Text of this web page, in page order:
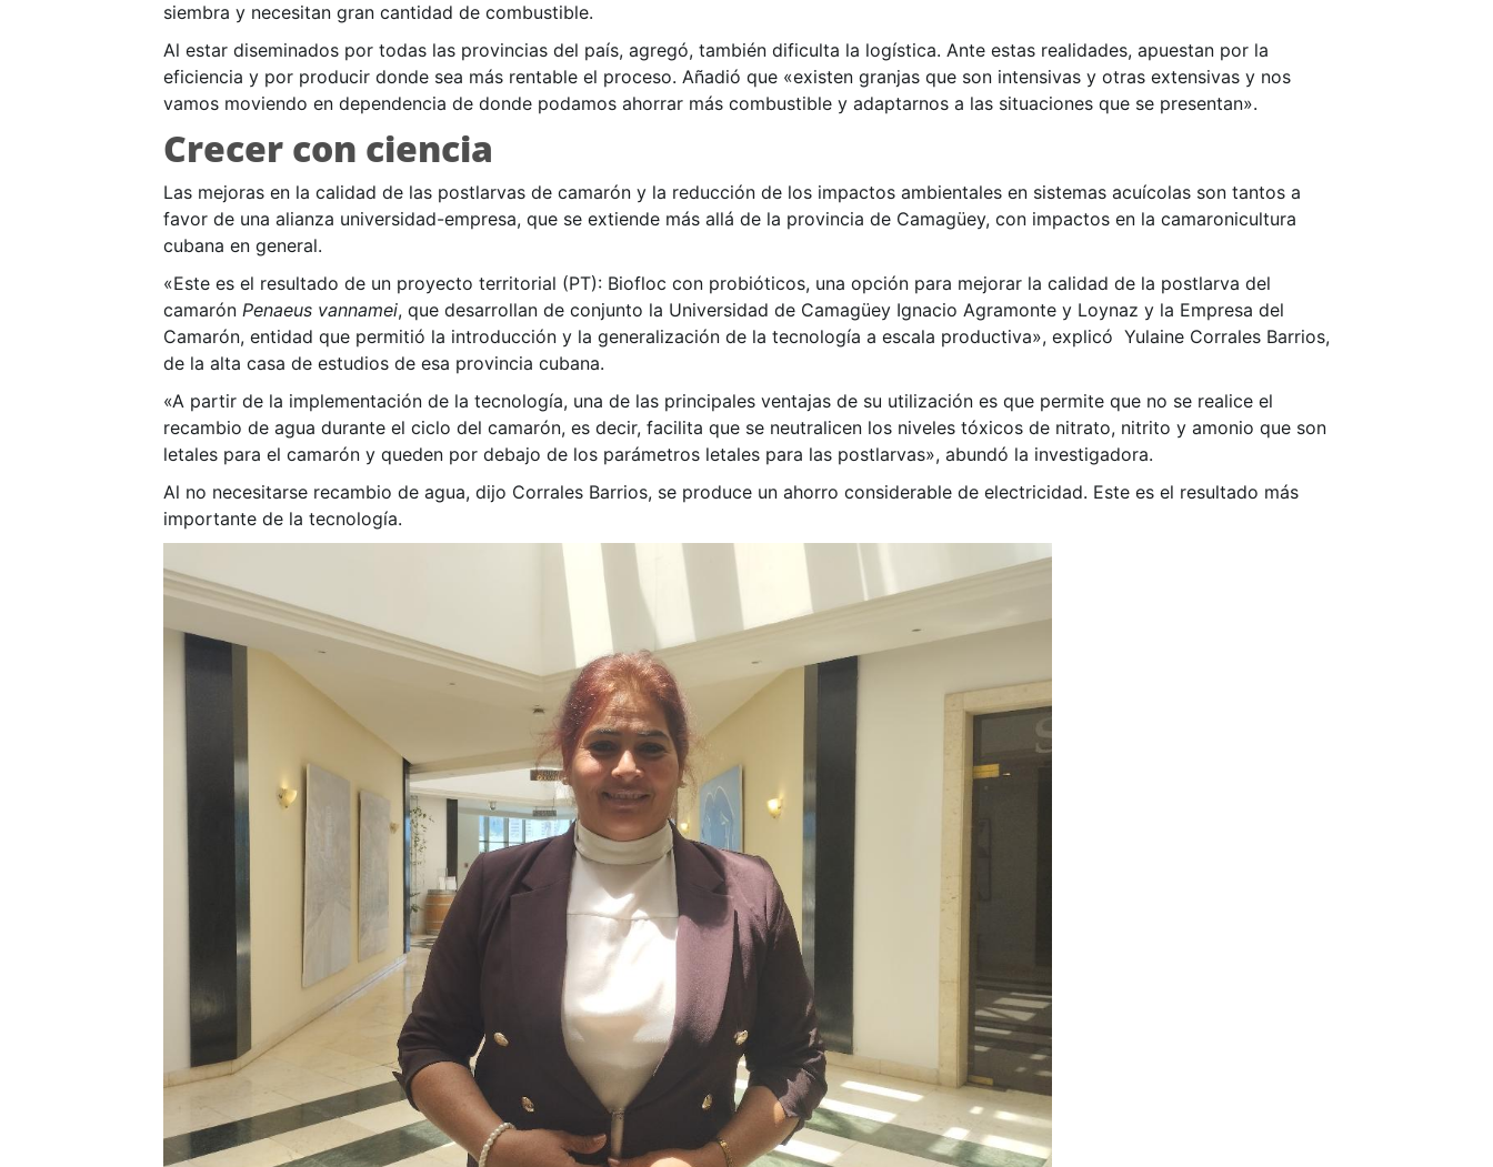
siembra y necesitan gran cantidad de combustible.
Al estar diseminados por todas las provincias del país, agregó, también dificulta la logística. Ante estas realidades, apuestan por la
eficiencia y por producir donde sea más rentable el proceso. Añadió que «existen granjas que son intensivas y otras extensivas y nos
vamos moviendo en dependencia de donde podamos ahorrar más combustible y adaptarnos a las situaciones que se presentan».
Crecer con ciencia
Las mejoras en la calidad de las postlarvas de camarón y la reducción de los impactos ambientales en sistemas acuícolas son tantos a
favor de una alianza universidad-empresa, que se extiende más allá de la provincia de Camagüey, con impactos en la camaronicultura
cubana en general.
«Este es el resultado de un proyecto territorial (PT): Biofloc con probióticos, una opción para mejorar la calidad de la postlarva del
camarón Penaeus vannamei, que desarrollan de conjunto la Universidad de Camagüey Ignacio Agramonte y Loynaz y la Empresa del
Camarón, entidad que permitió la introducción y la generalización de la tecnología a escala productiva», explicó Yulaine Corrales Barrios,
de la alta casa de estudios de esa provincia cubana.
«A partir de la implementación de la tecnología, una de las principales ventajas de su utilización es que permite que no se realice el
recambio de agua durante el ciclo del camarón, es decir, facilita que se neutralicen los niveles tóxicos de nitrato, nitrito y amonio que son
letales para el camarón y queden por debajo de los parámetros letales para las postlarvas», abundó la investigadora.
Al no necesitarse recambio de agua, dijo Corrales Barrios, se produce un ahorro considerable de electricidad. Este es el resultado más
importante de la tecnología.